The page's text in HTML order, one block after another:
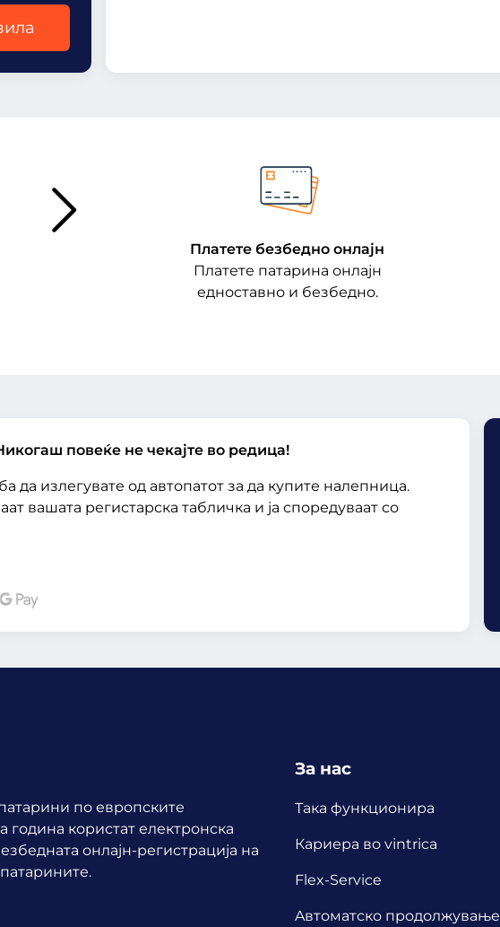
Платете безбедно онлајн
Платете патарина онлајн
едноставно и безбедно.
повеќе не чекајте во редица!
да излегувате од автопатот за да купите налепница.
вашата регистарска табличка и ја споредуваат со
по европските
година користат електронска
онлајн-регистрација на
За нас
Така функционира
Кариера во vintrica
Flex-Service
Aвтоматско продолжување